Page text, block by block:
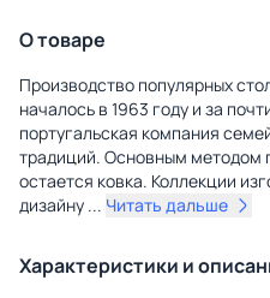
О товаре
Производство популярных
началось в 1963 году и за
португальская компания
традиций. Основным методом
остается ковка. Коллекции
дизайну ... Читать дальше
Характеристики и